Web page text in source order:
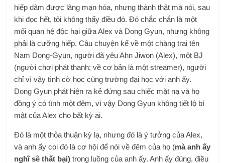
hiếp dâm được lãng mạn hóa, nhưng thành thật mà nói, sau
khi đọc hết, tôi không thấy điều đó. Đó chắc chắn là một
mối quan hệ độc hại giữa Alex và Dong Gyun, nhưng không
phải là cưỡng hiếp. Câu chuyện kể về một chàng trai tên
Nam Dong-Gyun, người đã yêu Ahn Jiwon (Alex), một BJ
(người chơi phát thanh; về cơ bản là một streamer), người
chỉ vì vậy tình cờ học cùng trường đại học với anh ấy.
Dong Gyun phát hiện ra kẻ đứng sau chiếc mặt nạ và họ
đồng ý có tình một đêm, vì vậy Dong Gyun không tiết lộ bí
mật của Alex cho bất kỳ ai.
Đó là một thỏa thuận kỳ lạ, nhưng đó là ý tưởng của Alex,
và anh ấy coi đó là cơ hội để nói về đêm của họ (mà anh ấy
nghĩ sẽ thất bại) trong luồng của anh ấy. Anh ấy đúng, điều